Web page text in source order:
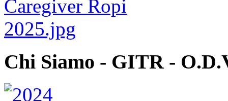
Chi Siamo - GITR -